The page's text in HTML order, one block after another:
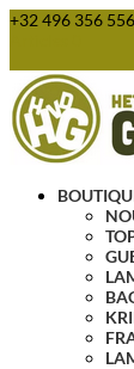
+32 496 356 556